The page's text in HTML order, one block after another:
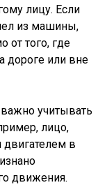
лицу. Если
из машины,
от того, где
дороге или вне
учитывать
лицо,
в
движения.